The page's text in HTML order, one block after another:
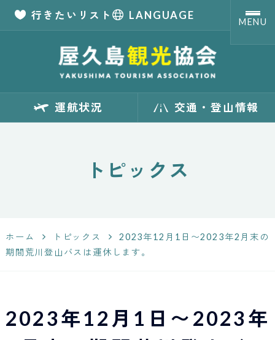
【公式】屋久島観
遺産「屋久島」の
Yakushima
行きたいリスト LANGUAGE
MENU
運航状況 交通・登山情報
トピックス
ホーム トピックス
2023年12月1日〜2023年2月末の
期間荒川登山バスは運休します。
2023年12月1日〜2023年